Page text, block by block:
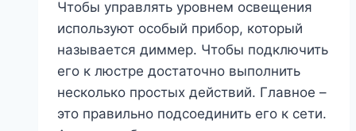
Чтобы управлять уровнем освещения
используют особый прибор, который
называется диммер. Чтобы подключить
его к люстре достаточно выполнить
несколько простых действий. Главное –
это правильно подсоединить его к сети.